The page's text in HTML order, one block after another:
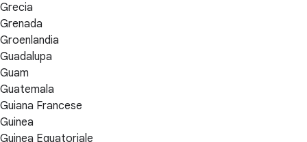
Grecia
Grenada
Groenlandia
Guadalupa
Guam
Guatemala
Guiana Francese
Guinea
Guinea Equatoriale